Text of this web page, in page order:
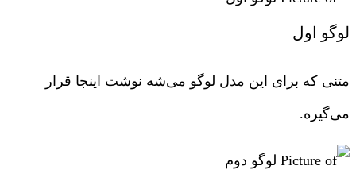
لوگو اول
متنی که برای این مدل لوگو می‌شه نوشت اینجا قرار
می‌گیره.